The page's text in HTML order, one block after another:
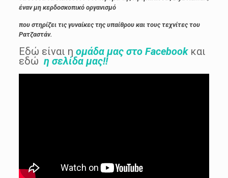
έναν μη κερδοσκοπικό οργανισμό
που στηρίζει τις γυναίκες της υπαίθρου και τους τεχνίτες του
Ρατζαστάν.
Εδώ είναι η ομάδα μας στο Facebook και
εδώ η σελίδα μας!!